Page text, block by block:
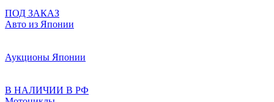
ПОД ЗАКАЗ
Авто из Японии
Аукционы Японии
В НАЛИЧИИ В РФ